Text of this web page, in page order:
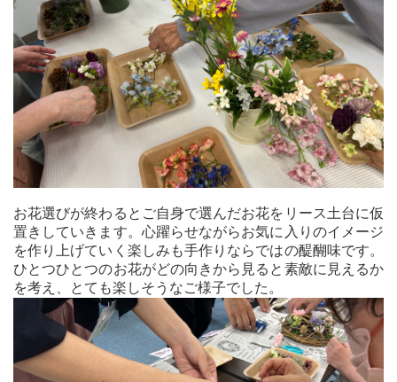
お花選びが終わるとご自身で選んだお花をリース土台に仮
置きしていきます。心躍らせながらお気に入りのイメージ
を作り上げていく楽しみも手作りならではの醍醐味です。
ひとつひとつのお花がどの向きから見ると素敵に見えるか
を考え、とても楽しそうなご様子でした。